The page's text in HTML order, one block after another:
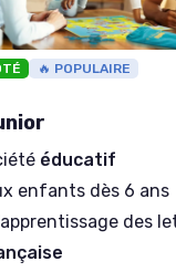
🔥 POPULAIRE
éducatif
enfants dès 6 ans
des